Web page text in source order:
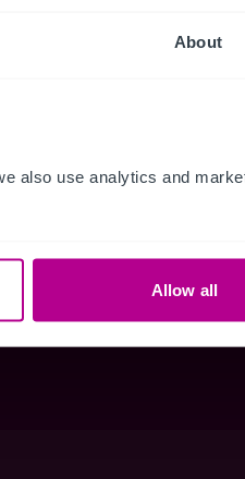
About
also use analytics and
Allow all